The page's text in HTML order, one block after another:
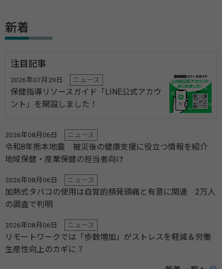
新着
注目記事
2026年07月29日 ニュース
保健指導リソースガイド「LINE公式アカウ
ント」を開設しました！
2026年08月06日 ニュース
令和8年熊本地震 被災後の健康支援に役立つ情報を紹介
地域保健・産業保健の担当者向け
2026年08月06日 ニュース
加熱式タバコの使用は自覚的頻発頭痛と有意に関連 2万人
の調査で判明
2026年08月06日 ニュース
リモートワークでは「歩数増加」がストレスを軽減＆労働
生産性向上のカギに？